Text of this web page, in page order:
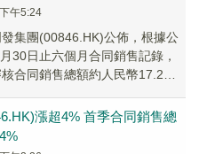
午5:24
發集團(00846.HK)公佈，根據公
30日止六個月合同銷售記錄，
合同銷售總額約人民幣17.2億
漲超4% 首季合同銷售總